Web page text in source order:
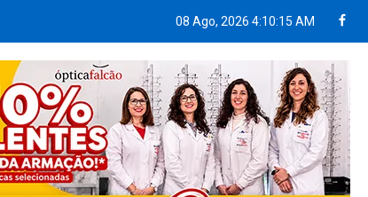
08 Ago, 2026 4:10:16 AM